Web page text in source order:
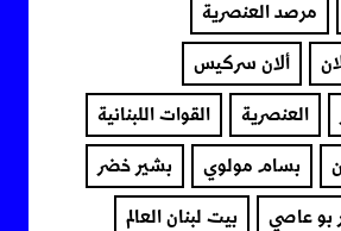
مرصد العنصرية
ألان سركيس
العنصرية القوات اللبنانية
بسام مولوي بشير خضر
بو عاصي بيت لبنان العالم